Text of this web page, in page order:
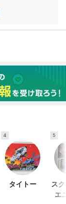
4
タイトー
5
ス
エ